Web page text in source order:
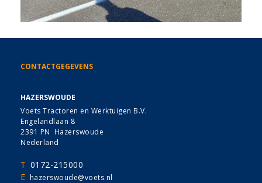
CONTACTGEGEVENS
HAZERSWOUDE
Voets Tractoren en Werktuigen B.V.
Engelandlaan 8
2391 PN Hazerswoude
Nederland
T 0172-215000
E hazerswoude@voets.nl